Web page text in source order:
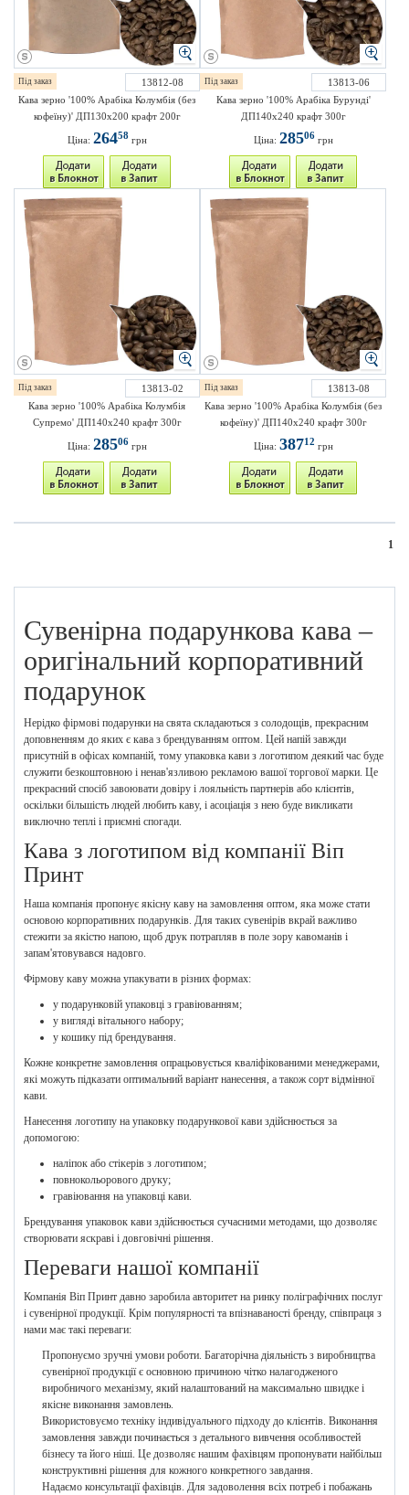
Під заказ
13812-08
Кава зерно '100% Арабіка Колумбія (без
кофеїну)' ДП130х200 крафт 200г
Ціна: 26458грн
Під заказ
13813-06
Кава зерно '100% Арабіка Бурунді'
ДП140х240 крафт 300г
Ціна: 28506грн
Під заказ
13813-02
Кава зерно '100% Арабіка Колумбія
Супремо' ДП140х240 крафт 300г
Ціна: 28506грн
Під заказ
13813-08
Кава зерно '100% Арабіка Колумбія (без
кофеїну)' ДП140х240 крафт 300г
Ціна: 38712 грн
1
Сувенірна подарункова кава –
оригінальний корпоративний
подарунок
Нерідко фірмові подарунки на свята складаються з солодощів, прекрасним
доповненням до яких є кава з брендуванням оптом. Цей напій завжди
присутній в офісах компаній, тому упаковка кави з логотипом деякий час буде
служити безкоштовною і ненав'язливою рекламою вашої торгової марки. Це
прекрасний спосіб завоювати довіру і лояльність партнерів або клієнтів,
оскільки більшість людей любить каву, і асоціація з нею буде викликати
виключно теплі і приємні спогади.
Кава з логотипом від компанії Віп
Принт
Наша компанія пропонує якісну каву на замовлення оптом, яка може стати
основою корпоративних подарунків. Для таких сувенірів вкрай важливо
стежити за якістю напою, щоб друк потрапляв в поле зору кавоманів і
запам'ятовувався надовго.
Фірмову каву можна упакувати в різних формах:
у подарунковій упаковці з гравіюванням;
у вигляді вітального набору;
у кошику під брендування.
Кожне конкретне замовлення опрацьовується кваліфікованими менеджерами,
які можуть підказати оптимальний варіант нанесення, а також сорт відмінної
кави.
Нанесення логотипу на упаковку подарункової кави здійснюється за
допомогою:
наліпок або стікерів з логотипом;
повнокольорового друку;
гравіювання на упаковці кави.
Брендування упаковок кави здійснюється сучасними методами, що дозволяє
створювати яскраві і довговічні рішення.
Переваги нашої компанії
Компанія Віп Принт давно заробила авторитет на ринку поліграфічних послуг
і сувенірної продукції. Крім популярності та впізнаваності бренду, співпраця з
нами має такі переваги:
Пропонуємо зручні умови роботи. Багаторічна діяльність з виробництва
сувенірної продукції є основною причиною чітко налагодженого
виробничого механізму, який налаштований на максимально швидке і
якісне виконання замовлень.
Використовуємо техніку індивідуального підходу до клієнтів. Виконання
замовлення завжди починається з детального вивчення особливостей
бізнесу та його ніші. Це дозволяє нашим фахівцям пропонувати найбільш
конструктивні рішення для кожного конкретного завдання.
Надаємо консультації фахівців. Для задоволення всіх потреб і побажань